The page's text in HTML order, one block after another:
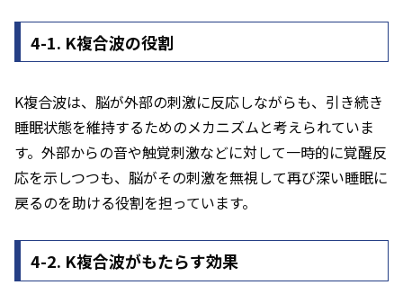
4-1. K複合波の役割
K複合波は、脳が外部の刺激に反応しながらも、引き続き
睡眠状態を維持するためのメカニズムと考えられていま
す。外部からの音や触覚刺激などに対して一時的に覚醒反
応を示しつつも、脳がその刺激を無視して再び深い睡眠に
戻るのを助ける役割を担っています。
4-2. K複合波がもたらす効果